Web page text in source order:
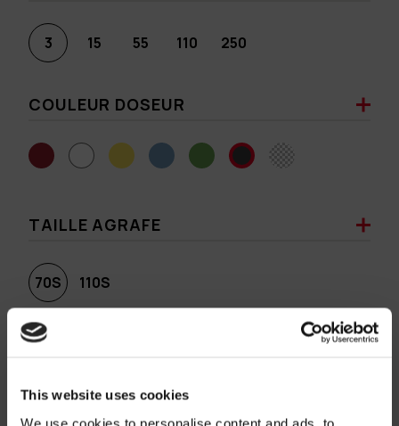
This website uses cookies
We use cookies to personalise content and ads, to
3 15 55 110 250
COULEUR DOSEUR
TAILLE AGRAFE
70S 110S